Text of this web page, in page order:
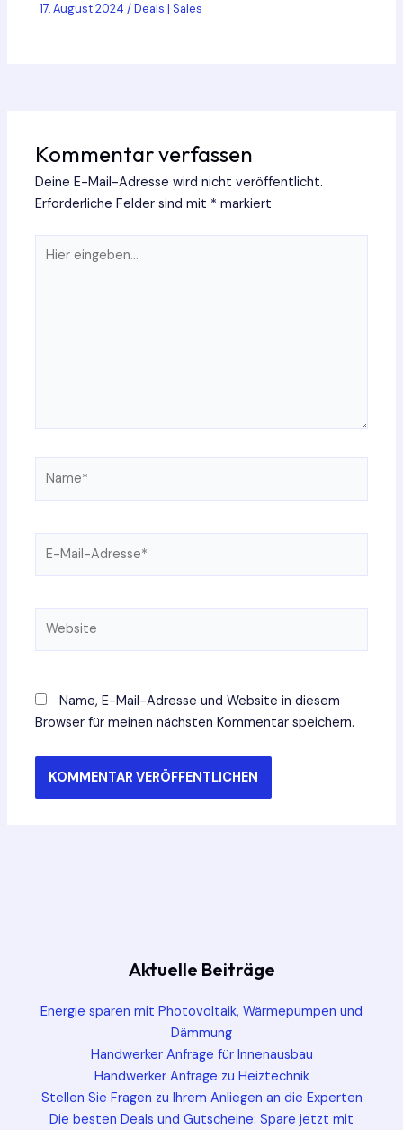
17. August 2024/Deals | Sales
Kommentar verfassen
Deine E-Mail-Adresse wird nicht veröffentlicht.
Erforderliche Felder sind mit * markiert
eingeben…
Mail-
Name, E-Mail-Adresse und Website in diesem
Browser für meinen nächsten Kommentar speichern.
Aktuelle Beiträge
Energie sparen mit Photovoltaik, Wärmepumpen und
Dämmung
Handwerker Anfrage für Innenausbau
Handwerker Anfrage zu Heiztechnik
Stellen Sie Fragen zu Ihrem Anliegen an die Experten
Die besten Deals und Gutscheine: Spare jetzt mit